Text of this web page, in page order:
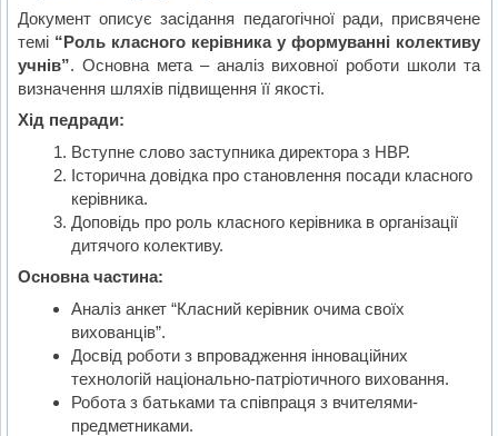
Документ описує засідання педагогічної ради, присвячене
темі “Роль класного керівника у формуванні колективу
учнів”. Основна мета – аналіз виховної роботи школи та
визначення шляхів підвищення її якості.
Хід педради:
Вступне слово заступника директора з НВР.
Історична довідка про становлення посади класного
керівника.
Доповідь про роль класного керівника в організації
дитячого колективу.
Основна частина:
Аналіз анкет “Класний керівник очима своїх
вихованців”.
Досвід роботи з впровадження інноваційних
технологій національно-патріотичного виховання.
Робота з батьками та співпраця з вчителями-
предметниками.